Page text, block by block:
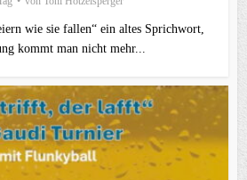
wie sie fallen“ ein altes Sprichwort,
kommt man nicht mehr...